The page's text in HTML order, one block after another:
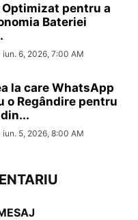
Optimizat pentru a
Bateriei
iun. 6, 2026, 7:00 AM
la care WhatsApp
o Regândire pentru
iun. 5, 2026, 8:00 AM